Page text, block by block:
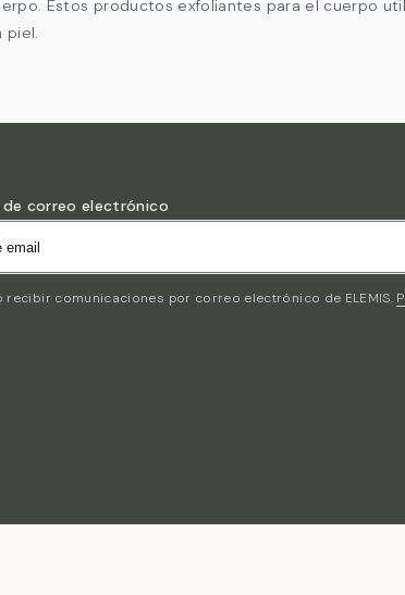
Estos productos exfoliantes para el cuerpo
piel.
correo electrónico
recibir comunicaciones por correo electrónico de ELEMIS.